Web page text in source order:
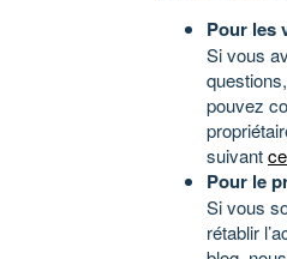
Pour les
Si vous
pouvez
suivant
Pour le
Si vous
rétablir